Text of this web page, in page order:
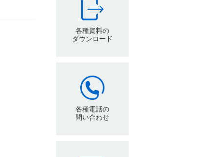
各種資料の
ダウンロード
各種電話の
問い合わせ